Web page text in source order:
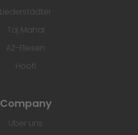
Liederstädter
Taj Mahal
AZ-Fliesen
Hoofi
Company
Über uns